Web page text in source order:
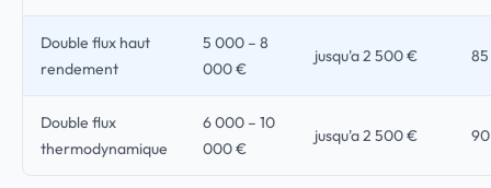
Double flux haut
rendement
5 000 – 8
000 €
jusqu'a 2 500 € 85
Double flux
thermodynamique
6 000 – 10
000 €
jusqu'a 2 500 € 90